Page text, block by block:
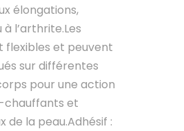
élongations,
l’arthrite.Les
flexibles et peuvent
sur différentes
pour une action
chauffants et
de la peau.Adhésif :